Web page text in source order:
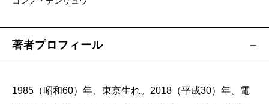
著者プロフィール
1985（昭和60）年、東京生れ。2018（平成30）年、電